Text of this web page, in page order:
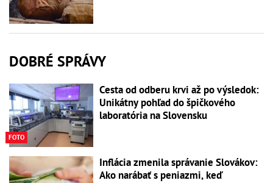
DOBRÉ SPRÁVY
FOTO
Cesta od odberu krvi až po výsledok:
Unikátny pohľad do špičkového
laboratória na Slovensku
Inflácia zmenila správanie Slovákov:
Ako narábať s peniazmi, keď